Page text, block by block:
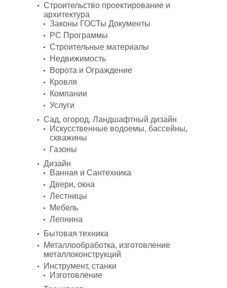
Строительство проектирование и
архитектура
Законы ГОСТы Документы
PC Программы
Строительные материалы
Недвижимость
Ворота и Ограждение
Кровля
Компании
Услуги
Сад, огород. Ландшафтный дизайн
Искусственные водоемы, бассейны,
скважины
Газоны
Дизайн
Ванная и Сантехника
Двери, окна
Лестницы
Мебель
Лепнина
Бытовая техника
Металлообработка, изготовление
металлоконструкций
Инструмент, станки
Изготовление